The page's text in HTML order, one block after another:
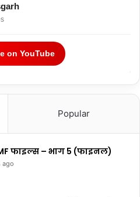
on YouTube
Popular
फाइल्स – भाग 5 (फाइनल)
ago